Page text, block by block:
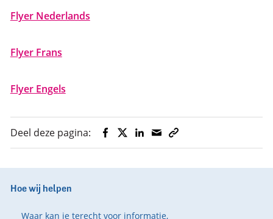
Flyer Nederlands
Flyer Frans
Flyer Engels
Deel deze pagina:
Hoe wij helpen
Waar kan je terecht voor informatie,